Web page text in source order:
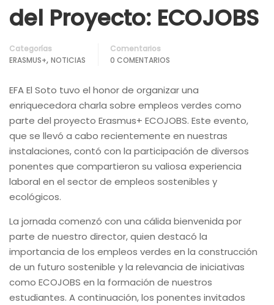
del Proyecto: ECOJOBS
Categorías
ERASMUS+, NOTICIAS
Comentarios
0 COMENTARIOS
EFA El Soto tuvo el honor de organizar una
enriquecedora charla sobre empleos verdes como
parte del proyecto Erasmus+ ECOJOBS. Este evento,
que se llevó a cabo recientemente en nuestras
instalaciones, contó con la participación de diversos
ponentes que compartieron su valiosa experiencia
laboral en el sector de empleos sostenibles y
ecológicos.
La jornada comenzó con una cálida bienvenida por
parte de nuestro director, quien destacó la
importancia de los empleos verdes en la construcción
de un futuro sostenible y la relevancia de iniciativas
como ECOJOBS en la formación de nuestros
estudiantes. A continuación, los ponentes invitados